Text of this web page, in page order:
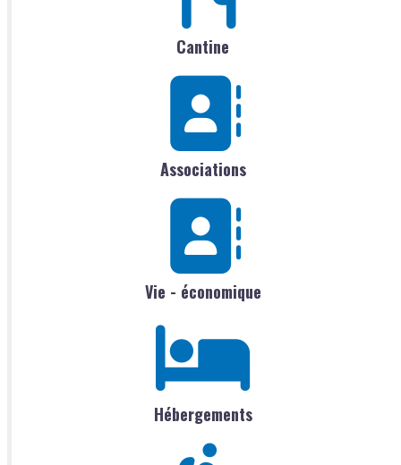
Cantine
Associations
Vie - économique
Hébergements